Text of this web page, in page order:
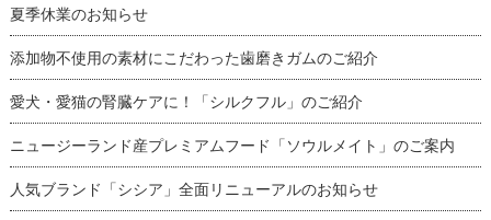
夏季休業のお知らせ
添加物不使用の素材にこだわった歯磨きガムのご紹介
愛犬・愛猫の腎臓ケアに！「シルクフル」のご紹介
ニュージーランド産プレミアムフード「ソウルメイト」のご案内
人気ブランド「シシア」全面リニューアルのお知らせ